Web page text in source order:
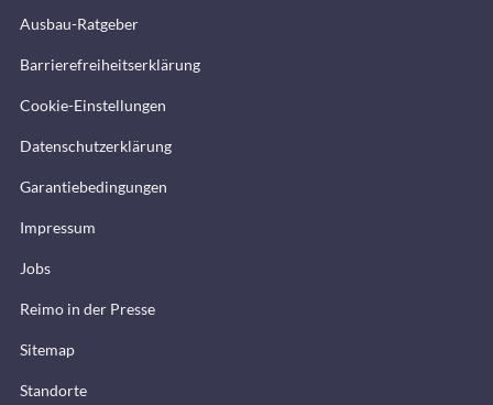
Ausbau-Ratgeber
Barrierefreiheitserklärung
Cookie-Einstellungen
Datenschutzerklärung
Garantiebedingungen
Impressum
Jobs
Reimo in der Presse
Sitemap
Standorte